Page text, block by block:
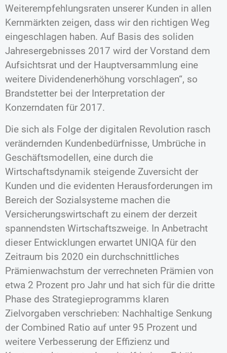
Weiterempfehlungsraten unserer Kunden in allen
Kernmärkten zeigen, dass wir den richtigen Weg
eingeschlagen haben. Auf Basis des soliden
Jahresergebnisses 2017 wird der Vorstand dem
Aufsichtsrat und der Hauptversammlung eine
weitere Dividendenerhöhung vorschlagen“, so
Brandstetter bei der Interpretation der
Konzerndaten für 2017.
Die sich als Folge der digitalen Revolution rasch
verändernden Kundenbedürfnisse, Umbrüche in
Geschäftsmodellen, eine durch die
Wirtschaftsdynamik steigende Zuversicht der
Kunden und die evidenten Herausforderungen im
Bereich der Sozialsysteme machen die
Versicherungswirtschaft zu einem der derzeit
spannendsten Wirtschaftszweige. In Anbetracht
dieser Entwicklungen erwartet UNIQA für den
Zeitraum bis 2020 ein durchschnittliches
Prämienwachstum der verrechneten Prämien von
etwa 2 Prozent pro Jahr und hat sich für die dritte
Phase des Strategieprogramms klaren
Zielvorgaben verschrieben: Nachhaltige Senkung
der Combined Ratio auf unter 95 Prozent und
weitere Verbesserung der Effizienz und